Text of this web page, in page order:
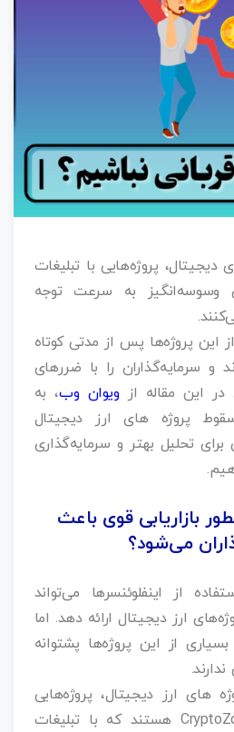
دیجیتال، پروژه‌هایی با تبلیغات
وسوسه‌انگیز به سرعت توجه
این پروژه‌ها پس از مدتی کوتاه
و سرمایه‌گذاران را با ضررهای
این مقاله از ویوان وب، به
پروژه‌ های ارز دیجیتال
برای تحلیل بهتر و سرمایه‌گذاری
بازاریابی قوی باعث
می‌شود؟
از اینفلوئنسرها می‌تواند
ارز دیجیتال ارائه دهد. اما
از این پروژه‌ها پشتوانه
های ارز دیجیتال، پروژه‌هایی
مانند SafeMoon و CryptoZoo هستند که با تبلیغات